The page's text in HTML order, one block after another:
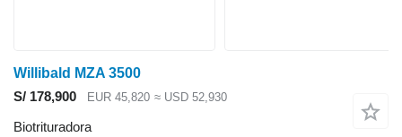
Willibald MZA 3500
S/ 178,900
EUR 45,820 ≈ USD 52,930
Biotrituradora